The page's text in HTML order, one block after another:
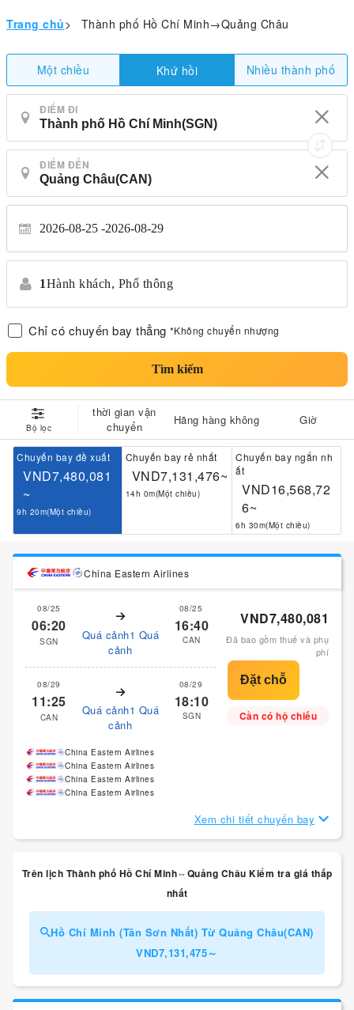
Trang chủ> Thành phố Hồ Chí Minh→Quảng Châu
Một chiều Khứ hồi Nhiều thành phố
ĐIỂM ĐI
ĐIỂM ĐẾN
2026-08-25 2026-08-29
1Hành khách, Phổ thông
Chỉ có chuyến bay thẳng *Không chuyển nhượng
Tìm kiếm
Bộ lọc
thời gian vận
chuyển
Hãng hàng không Giờ
Chuyến bay đề xuất
VND7,480,081
~
9h 20m(Một chiều)
Chuyến bay rẻ nhất
VND7,131,476~
14h 0m(Một chiều)
Chuyến bay ngắn nh
ất
VND16,568,72
6~
6h 30m(Một chiều)
China Eastern Airlines
08/25
06:20
SGN
Quá cảnh1 Quá
cảnh
08/25
16:40
CAN
08/29
11:25
CAN
Quá cảnh1 Quá
cảnh
08/29
18:10
SGN
VND7,480,081
Đã bao gồm thuế và phụ
phí
Cần có hộ chiếu
China Eastern Airlines
China Eastern Airlines
China Eastern Airlines
China Eastern Airlines
Xem chi tiết chuyến bay
Trên lịch Thành phố Hồ Chí Minh⇔Quảng Châu Kiểm tra giá thấp
nhất
Hồ Chí Minh (Tân Sơn Nhất) Từ Quảng Châu(CAN)
VND7,131,475～